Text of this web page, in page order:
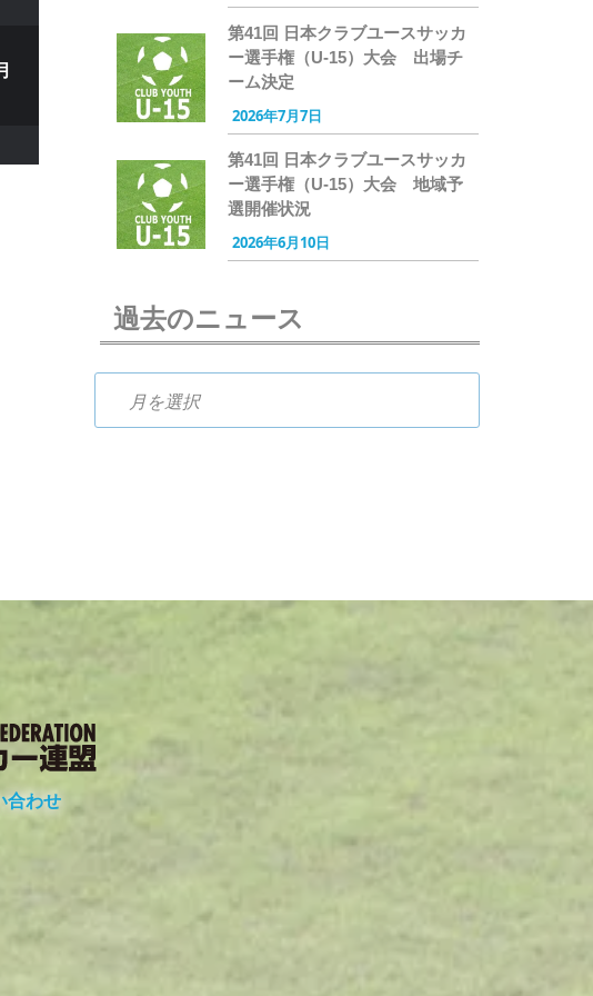
第41回 日本クラブユースサッカ
ー選手権（U-15）大会 出場チ
ーム決定
2026年7月7日
第41回 日本クラブユースサッカ
ー選手権（U-15）大会 地域予
選開催状況
2026年6月10日
過去のニュース
合わせ